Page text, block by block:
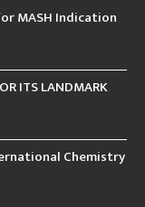
MASH Indication
ITS LANDMARK
Chemistry